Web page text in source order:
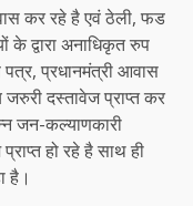
कर रहे है एवं ठेली, फड
के द्वारा अनाधिकृत रुप
पत्र, प्रधानमंत्री आवास
दस्तावेज प्राप्त कर
जन-कल्याणकारी
हो रहे है साथ ही
है।